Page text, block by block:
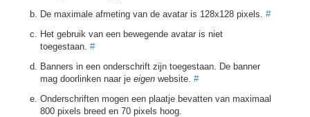
De maximale afmeting van de avatar is 128x128 pixels. #
Het gebruik van een bewegende avatar is niet
toegestaan. #
Banners in een onderschrift zijn toegestaan. De banner
mag doorlinken naar je eigenwebsite. #
Onderschriften mogen een plaatje bevatten van maximaal
800 pixels breed en 70 pixels hoog.